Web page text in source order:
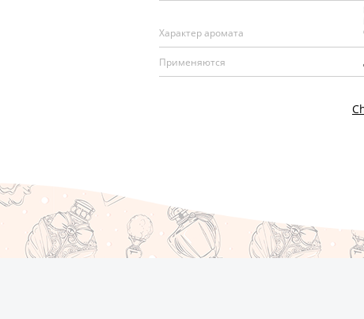
Характер аромата
Применяются